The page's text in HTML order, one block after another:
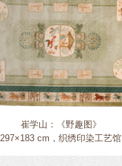
崔学山：《野趣图》
297×183 cm，织绣印染工艺馆